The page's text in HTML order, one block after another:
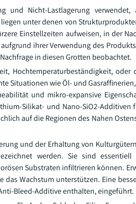
und Nicht-Lastlagerung
unter denen von
Einstellzeiten aufweisen, in der
ihrer Verwendung des Produkts,
in diesen Grotten beobachtet.
Hochtemperaturbeständigkeit, oder
Situationen wie Öl- und
und mikro-expansive
Silikat- und Nano-SiO2-Additiven
auf die Regionen des Nahen
und der Erhaltung von
werden. Sie sind essentiell
Substraten infiltrieren können.
Wachstum unterstützen. Eine
Bleed-Additive enthalten, eingeführt.